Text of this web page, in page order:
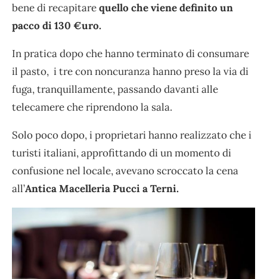
bene di recapitarequello che viene definito un
pacco di 130 €uro.
In pratica dopo che hanno terminato di consumare
il pasto, i tre con noncuranza hanno preso la via di
fuga, tranquillamente, passando davanti alle
telecamere che riprendono la sala.
Solo poco dopo, i proprietari hanno realizzato che i
turisti italiani, approfittando di un momento di
confusione nel locale, avevano scroccato la cena
all’Antica Macelleria Puccia Terni.